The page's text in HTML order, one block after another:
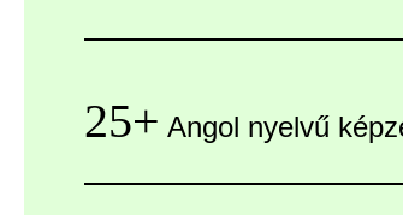
25+ Angol nyelvű